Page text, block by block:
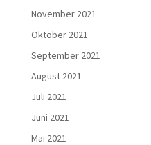
November 2021
Oktober 2021
September 2021
August 2021
Juli 2021
Juni 2021
Mai 2021